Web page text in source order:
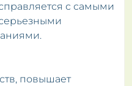
с самыми
повышает